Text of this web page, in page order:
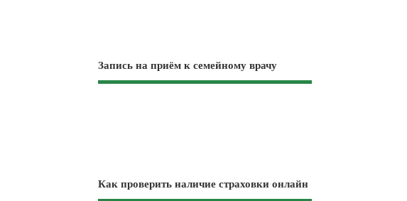
Запись на приём к семейному врачу
Как проверить наличие страховки онлайн